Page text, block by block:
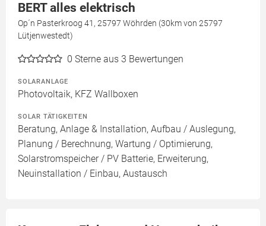
BERT alles elektrisch
Op´n Pasterkroog 41, 25797 Wöhrden (30km von 25797
Lütjenwestedt)
0 Sterne aus 3 Bewertungen
SOLARANLAGE
Photovoltaik, KFZ Wallboxen
SOLAR TÄTIGKEITEN
Beratung, Anlage & Installation, Aufbau / Auslegung,
Planung / Berechnung, Wartung / Optimierung,
Solarstromspeicher / PV Batterie, Erweiterung,
Neuinstallation / Einbau, Austausch